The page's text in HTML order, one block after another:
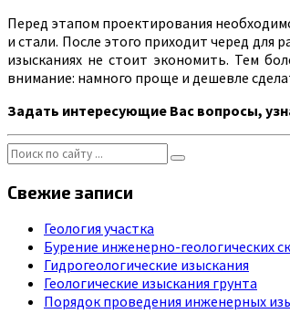
Перед этапом проектирования
и стали. После этого приходит черед для
изысканиях не стоит экономить. Тем
внимание: намного проще и дешевле
Задать интересующие Вас вопросы,
Свежие записи
Геология участка
Бурение инженерно-геологических
Гидрогеологические изыскания
Геологические изыскания грунта
Порядок проведения инженерных